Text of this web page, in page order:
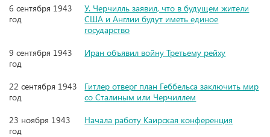
6 сентября 1943
год
У. Черчилль заявил, что в будущем жители
США и Англии будут иметь единое
государство
9 сентября 1943
год
Иран объявил войну Третьему рейху
22 сентября 1943
год
Гитлер отверг план Геббельса заключить мир
со Сталиным или Черчиллем
23 ноября 1943
год
Начала работу Каирская конференция